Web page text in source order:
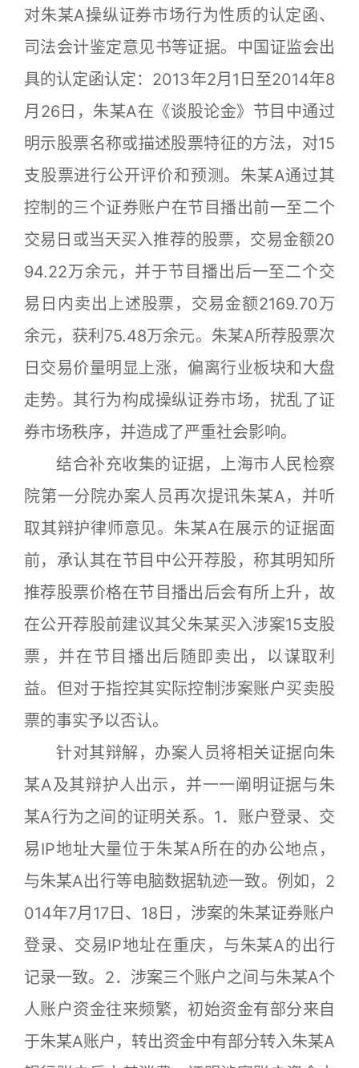
对朱某A操纵证券市场行为性质的认定函、
司法会计鉴定意见书等证据。中国证监会出
具的认定函认定：2013年2月1日至2014年8
月26日，朱某A在《谈股论金》节目中通过
明示股票名称或描述股票特征的方法，对15
支股票进行公开评价和预测。朱某A通过其
控制的三个证券账户在节目播出前一至二个
交易日或当天买入推荐的股票，交易金额20
94.22万余元，并于节目播出后一至二个交
易日内卖出上述股票，交易金额2169.70万
余元，获利75.48万余元。朱某A所荐股票次
日交易价量明显上涨，偏离行业板块和大盘
走势。其行为构成操纵证券市场，扰乱了证
券市场秩序，并造成了严重社会影响。
结合补充收集的证据，上海市人民检察
院第一分院办案人员再次提讯朱某A，并听
取其辩护律师意见。朱某A在展示的证据面
前，承认其在节目中公开荐股，称其明知所
推荐股票价格在节目播出后会有所上升，故
在公开荐股前建议其父朱某买入涉案15支股
票，并在节目播出后随即卖出，以谋取利
益。但对于指控其实际控制涉案账户买卖股
票的事实予以否认。
针对其辩解，办案人员将相关证据向朱
某A及其辩护人出示，并一一阐明证据与朱
某A行为之间的证明关系。1．账户登录、交
易IP地址大量位于朱某A所在的办公地点，
与朱某A出行等电脑数据轨迹一致。例如，2
014年7月17日、18日，涉案的朱某证券账户
登录、交易IP地址在重庆，与朱某A的出行
记录一致。2．涉案三个账户之间与朱某A个
人账户资金往来频繁，初始资金有部分来自
于朱某A账户，转出资金中有部分转入朱某A